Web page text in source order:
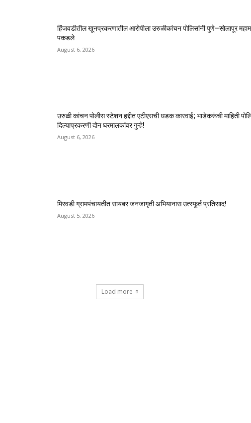
हिंजवडीतील खूनप्रकरणातील आरोपीला उरुळीकांचन पोलिसांनी पुणे–सोलापूर
पकडले
August 6, 2026
उरुळी कांचन पोलीस स्टेशन हद्दीत एटीएसची धडक कारवाई; भाडेकरूंची माहिती
दिल्याप्रकरणी दोन घरमालकांवर गुन्हे!
August 6, 2026
मिरवडी ग्रामपंचायतीत सायबर जनजागृती अभियानास उत्स्फूर्त प्रतिसाद!
August 5, 2026
Load more